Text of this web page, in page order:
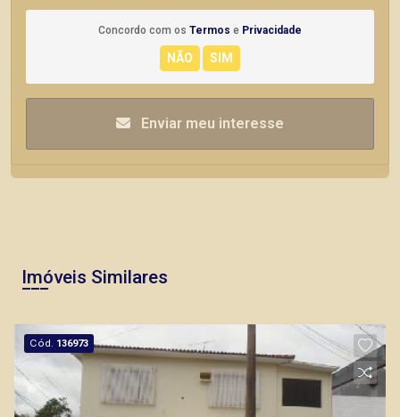
Concordo com os Termos e Privacidade
Enviar meu interesse
Imóveis Similares
Cód. 136973